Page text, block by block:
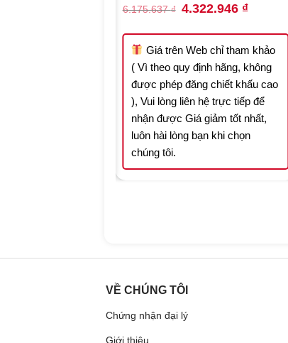
6.175.637₫ Original
price
6.175.637 ₫.
4.322.946 ₫Current
Giá trên Web chỉ tham khảo
( Vì theo quy định hãng, không
được phép đăng chiết khấu cao
), Vui lòng liên hệ trực tiếp để
nhận được Giá giảm tốt nhất,
luôn hài lòng bạn khi chọn
chúng tôi.
3.621.240 ₫.
VỀ CHÚNG TÔI
Chứng nhận đại lý
Giới thiệu